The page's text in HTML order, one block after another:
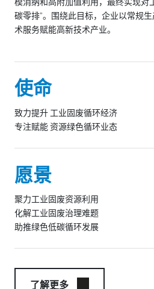
碳零排”。围绕此目标，企业以常规
术服务赋能高新技术产业。
使命
致力提升 工业固废循环经济
专注赋能 资源绿色循环业态
愿景
聚力工业固废资源利用
化解工业固废治理难题
助推绿色低碳循环发展
了解更多